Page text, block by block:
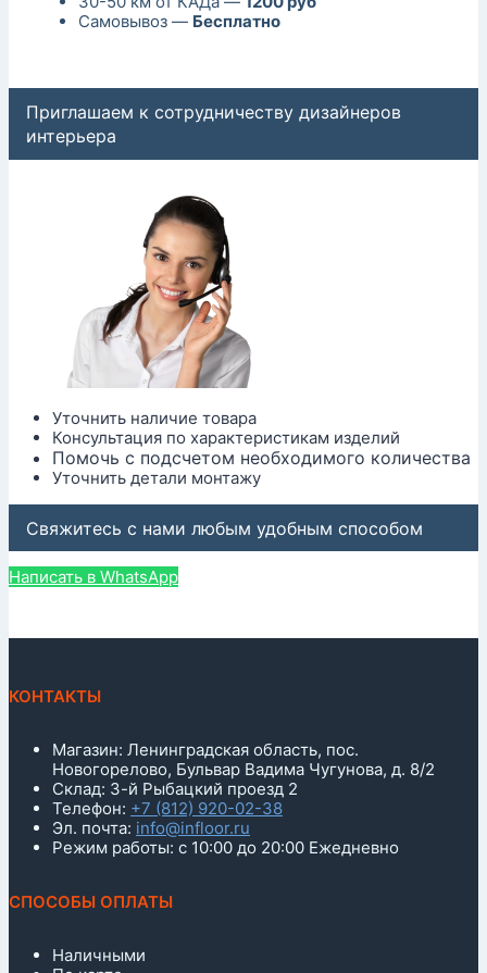
Самовывоз — Бесплатно
Приглашаем к сотрудничеству дизайнеров
интерьера
Уточнить наличие товара
Консультация по характеристикам изделий
Помочь с подсчетом необходимого количества
Уточнить детали монтажу
Свяжитесь с нами любым удобным способом
Написать в WhatsApp
КОНТАКТЫ
Магазин: Ленинградская область, пос.
Новогорелово, Бульвар Вадима Чугунова, д. 8/2
Склад: 3-й Рыбацкий проезд 2
Телефон: +7 (812) 920-02-38
Эл. почта: info@infloor.ru
Режим работы: с 10:00 до 20:00 Ежедневно
СПОСОБЫ ОПЛАТЫ
Наличными